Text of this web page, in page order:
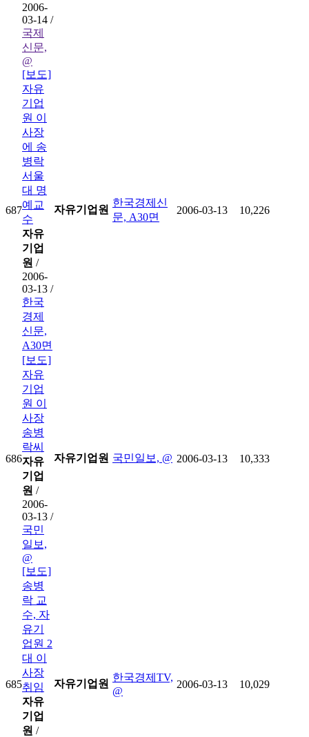
2006-
03-14 /
국제
신문,
@
687
[보도]
자유
기업
원 이
사장
에 송
병락
서울
대 명
예교
수
자유
기업
원 /
2006-
03-13 /
한국
경제
신문,
A30면
자유기업원
한국경제신
문, A30면
2006-03-13 10,226
686
[보도]
자유
기업
원 이
사장
송병
락씨
자유
기업
원 /
2006-
03-13 /
국민
일보,
@
자유기업원 국민일보, @ 2006-03-13 10,333
685
[보도]
송병
락 교
수, 자
유기
업원 2
대 이
사장
취임
자유
기업
원 /
자유기업원
한국경제TV,
@
2006-03-13 10,029